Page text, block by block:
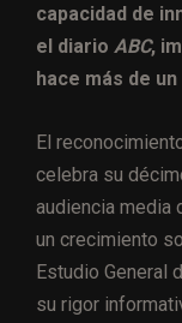
capacidad de
el diario ABC,
hace más de
El
celebra su
audiencia media
un crecimiento
Estudio General
su rigor